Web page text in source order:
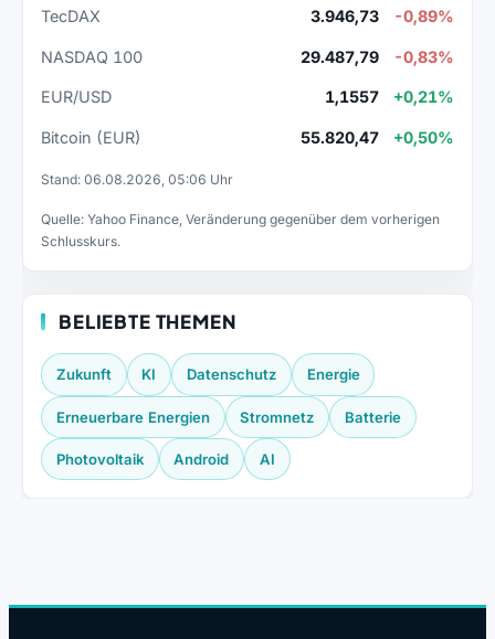
TecDAX 3.946,73 -0,89%
NASDAQ 100 29.487,79 -0,83%
EUR/USD 1,1557 +0,21%
Bitcoin (EUR) 55.820,47 +0,50%
Stand: 06.08.2026, 05:06 Uhr
Quelle: Yahoo Finance, Veränderung gegenüber dem vorherigen
Schlusskurs.
BELIEBTE THEMEN
Zukunft KI Datenschutz Energie
Erneuerbare Energien Stromnetz Batterie
Photovoltaik Android AI